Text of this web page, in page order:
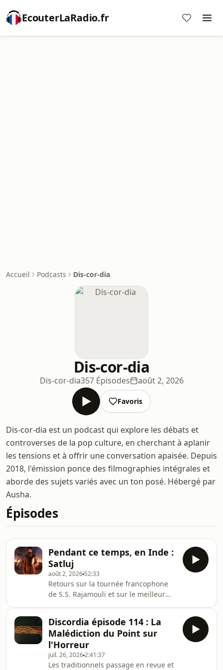
EcouterLaRadio.fr
Accueil Podcasts Dis-cor-dia
Dis-cor-dia
Dis-cor-dia357 Épisodes août 2, 2026
Favoris
Dis-cor-dia est un podcast qui explore les débats et
controverses de la pop culture, en cherchant à aplanir
les tensions et à offrir une conversation apaisée. Depuis
2018, l'émission ponce des filmographies intégrales et
aborde des sujets variés avec un ton posé. Hébergé par
Ausha.
Épisodes
Pendant ce temps, en Inde :
Satluj
août 2, 2026 52:33
Retours sur la tournée francophone
de S.S. Rajamouli et sur le meilleur
réunis.Avec Clem.Hébergé par Ausha.
Visitez ausha.co/politique-de-
confidentialite pour plus
d'informations.
Discordia épisode 114 : La
Malédiction du Point sur
l'Horreur
juil. 26, 20262:41:37
Les traditionnels passage en revue et